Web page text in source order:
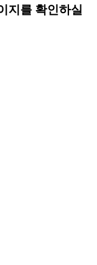
지를 확인하실